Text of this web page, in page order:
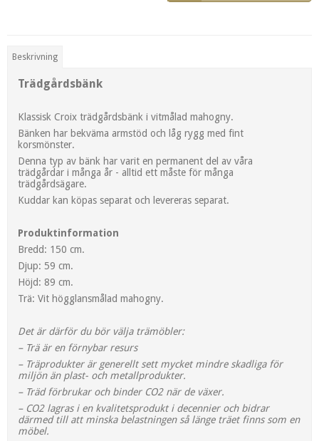
Beskrivning
Trädgårdsbänk
Klassisk Croix trädgårdsbänk i vitmålad mahogny.
Bänken har bekväma armstöd och låg rygg med fint
korsmönster.
Denna typ av bänk har varit en permanent del av våra
trädgårdar i många år - alltid ett måste för många
trädgårdsägare.
Kuddar kan köpas separat och levereras separat.
Produktinformation
Bredd: 150 cm.
Djup: 59 cm.
Höjd: 89 cm.
Trä: Vit högglansmålad mahogny.
Det är därför du bör välja trämöbler:
– Trä är en förnybar resurs
– Träprodukter är generellt sett mycket mindre skadliga för
miljön än plast- och metallprodukter.
– Träd förbrukar och binder CO2 när de växer.
– CO2 lagras i en kvalitetsprodukt i decennier och bidrar
därmed till att minska belastningen så länge träet finns som en
möbel.